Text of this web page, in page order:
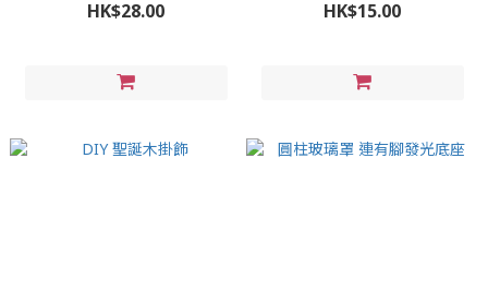
HK$28.00 HK$15.00